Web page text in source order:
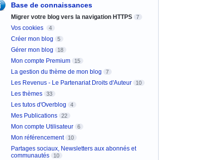
Base de connaissances
Migrer votre blog vers la navigation HTTPS 7
Vos cookies 4
Créer mon blog 5
Gérer mon blog 18
Mon compte Premium 15
La gestion du thème de mon blog 7
Les Revenus - Le Partenariat Droits d'Auteur 10
Les thèmes 33
Les tutos d'Overblog 4
Mes Publications 22
Mon compte Utilisateur 6
Mon référencement 10
Partages sociaux, Newsletters aux abonnés et
communautés
10